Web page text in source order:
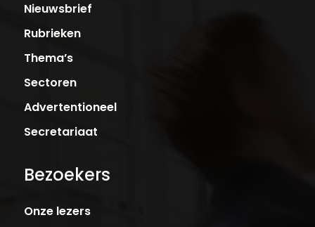
Nieuwsbrief
Rubrieken
Thema’s
Sectoren
Advertentioneel
Secretariaat
Bezoekers
Onze lezers